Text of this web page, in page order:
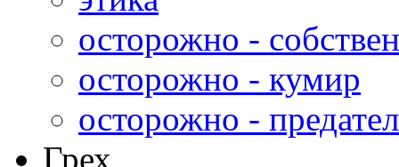
осторожно -
осторожно - кумир
осторожно -
Грех